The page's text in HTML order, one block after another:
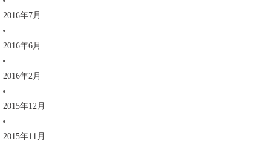
2016年7月
2016年6月
2016年2月
2015年12月
2015年11月